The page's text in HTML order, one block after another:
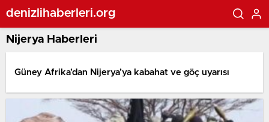
denizlihaberleri.org
Nijerya Haberleri
Güney Afrika’dan Nijerya’ya kabahat ve göç uyarısı